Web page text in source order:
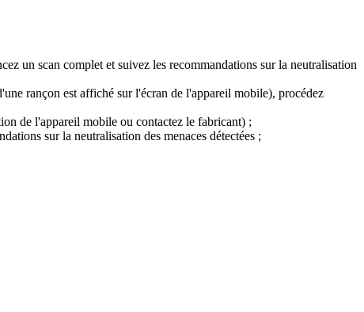
un scan complet et suivez les recommandations sur la neutralisation
rançon est affiché sur l'écran de l'appareil mobile), procédez
de l'appareil mobile ou contactez le fabricant) ;
sur la neutralisation des menaces détectées ;